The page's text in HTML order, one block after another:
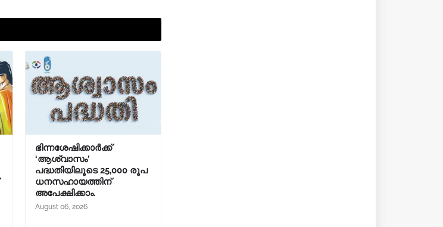
ഭിന്നശേഷിക്കാർക്ക്
‘ആശ്വാസം’
പദ്ധതിയിലൂടെ 25,000 രൂപ
ധനസഹായത്തിന്
അപേക്ഷിക്കാം.
August 06, 2026